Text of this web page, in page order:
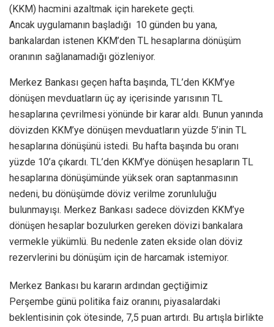
(KKM) hacmini azaltmak için harekete geçti.
Ancak uygulamanın başladığı 10 günden bu yana,
bankalardan istenen KKM’den TL hesaplarına dönüşüm
oranının sağlanamadığı gözleniyor.
Merkez Bankası geçen hafta başında, TL’den KKM’ye
dönüşen mevduatların üç ay içerisinde yarısının TL
hesaplarına çevrilmesi yönünde bir karar aldı. Bunun yanında
dövizden KKM’ye dönüşen mevduatların yüzde 5’inin TL
hesaplarına dönüşünü istedi. Bu hafta başında bu oranı
yüzde 10’a çıkardı. TL’den KKM’ye dönüşen hesapların TL
hesaplarına dönüşümünde yüksek oran saptanmasının
nedeni, bu dönüşümde döviz verilme zorunluluğu
bulunmayışı. Merkez Bankası sadece dövizden KKM’ye
dönüşen hesaplar bozulurken gereken dövizi bankalara
vermekle yükümlü. Bu nedenle zaten ekside olan döviz
rezervlerini bu dönüşüm için de harcamak istemiyor.
Merkez Bankası bu kararın ardından geçtiğimiz
Perşembe günü politika faiz oranını, piyasalardaki
beklentisinin çok ötesinde, 7,5 puan artırdı. Bu artışla birlikte